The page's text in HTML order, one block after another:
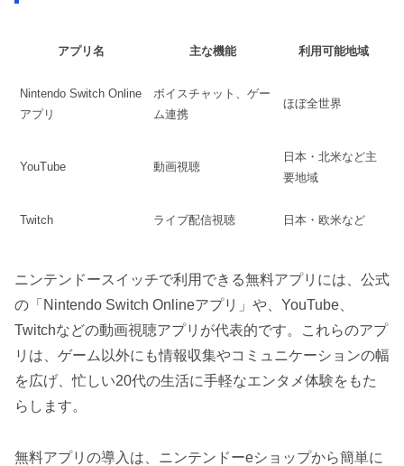
アプリ名 主な機能 利用可能地域
Nintendo Switch Online
アプリ
ボイスチャット、ゲー
ム連携
ほぼ全世界
YouTube 動画視聴
日本・北米など主
要地域
Twitch ライブ配信視聴 日本・欧米など
ニンテンドースイッチで利用できる無料アプリには、公式
の「Nintendo Switch Onlineアプリ」や、YouTube、
Twitchなどの動画視聴アプリが代表的です。これらのアプ
リは、ゲーム以外にも情報収集やコミュニケーションの幅
を広げ、忙しい20代の生活に手軽なエンタメ体験をもた
らします。
無料アプリの導入は、ニンテンドーeショップから簡単に